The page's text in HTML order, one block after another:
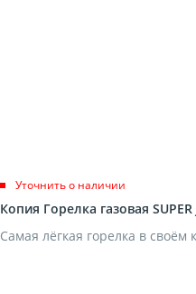
Уточнить о наличии
Копия Горелка газовая
Самая лёгкая горелка в